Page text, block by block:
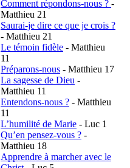
Comment répondons-nous ? -
Matthieu 21
Saurai-je dire ce que je crois ?
- Matthieu 21
Le témoin fidèle - Matthieu
11
Préparons-nous - Matthieu 17
La sagesse de Dieu -
Matthieu 11
Entendons-nous ? - Matthieu
11
L’humilité de Marie - Luc 1
Qu’en pensez-vous ? -
Matthieu 18
Apprendre à marcher avec le